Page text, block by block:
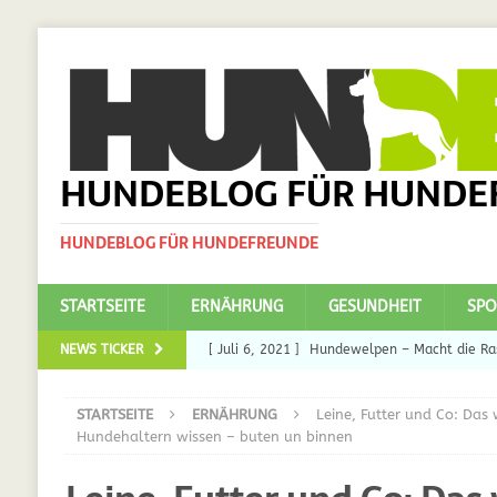
HUNDEBLOG FÜR
HUNDEBLOG FÜR HUNDEFREUNDE
STARTSEITE ERNÄHRUNG GESUNDHEIT
NEWS TICKER [ Juli 6, 2021 ] Hundewelpen – Macht die
[ Juli 5, 2021 ] Ulmenride für Hunde – der
STARTSEITE ERNÄHRUNG
Leine, Futter und Co:
Hundehaltern wissen – buten un binnen